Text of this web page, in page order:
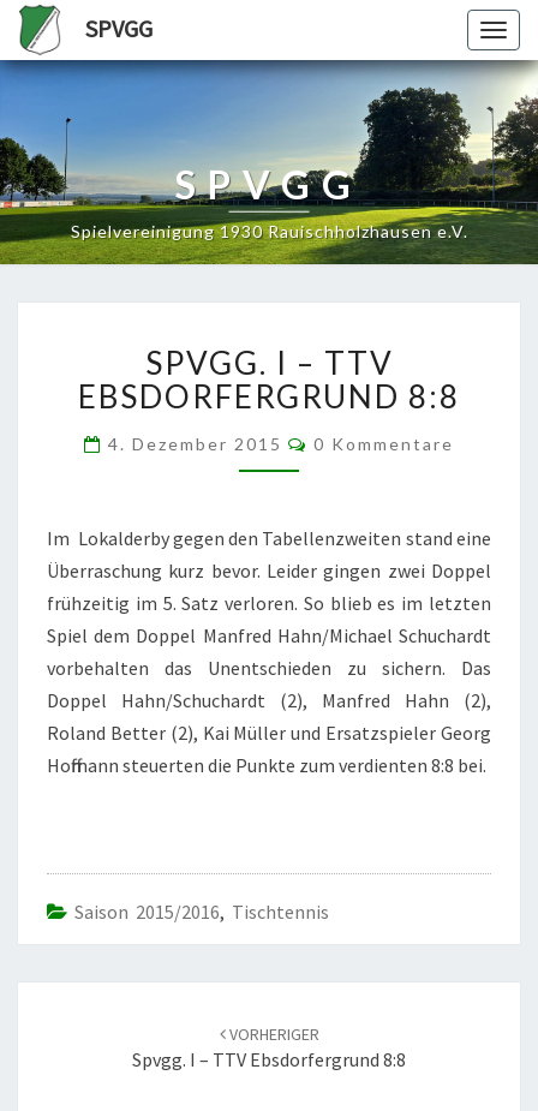
SPVGG
SPVGG
Spielvereinigung 1930 Rauischholzhausen e.V.
–
TTV
EBSDORFERGRUND
8:8
SPVGG. I – TTV
EBSDORFERGRUND 8:8
4. Dezember 2015 Kommentare
0 Kommentare
Im Lokalderby gegen den Tabellenzweiten stand eine
Überraschung kurz bevor. Leider gingen zwei Doppel
frühzeitig im 5. Satz verloren. So blieb es im letzten
Spiel dem Doppel Manfred Hahn/Michael Schuchardt
vorbehalten das Unentschieden zu sichern. Das
Doppel Hahn/Schuchardt (2), Manfred Hahn (2),
Roland Better (2), Kai Müller und Ersatzspieler Georg
Hoffmann steuerten die Punkte zum verdienten 8:8 bei.
Saison 2015/2016, Tischtennis
VORHERIGER
Spvgg. I – TTV Ebsdorfergrund 8:8